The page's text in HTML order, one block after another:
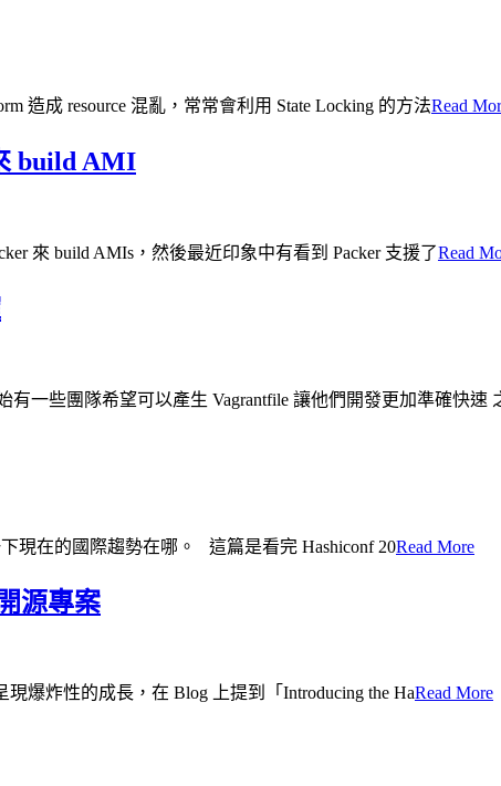
造成 resource 混亂，常常會利用 State Locking 的方法Read
build AMI
來 build AMIs，然後最近印象中有看到 Packer 支援了Read
有一些團隊希望可以產生 Vagrantfile 讓他們開發更加準確快速
下現在的國際趨勢在哪。 這篇是看完 Hashiconf 20Read More
源專案
爆炸性的成長，在 Blog 上提到「Introducing the HaRead More